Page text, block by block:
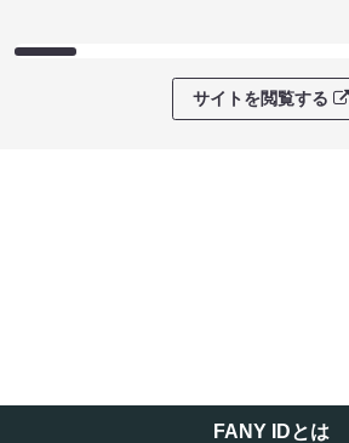
サイトを閲覧する
FANY IDとは